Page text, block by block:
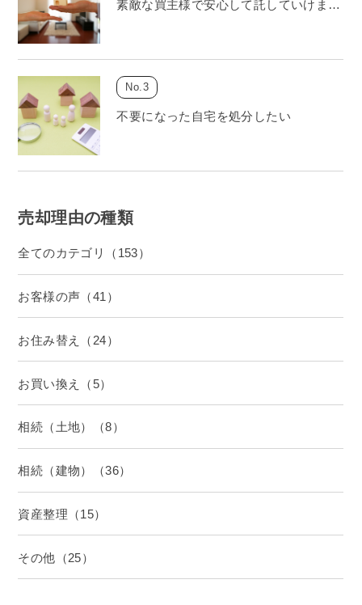
素敵な買主様で安心して託していけま…
不要になった自宅を処分したい
売却理由の種類
全てのカテゴリ（153）
お客様の声（41）
お住み替え（24）
お買い換え（5）
相続（土地）（8）
相続（建物）（36）
資産整理（15）
その他（25）